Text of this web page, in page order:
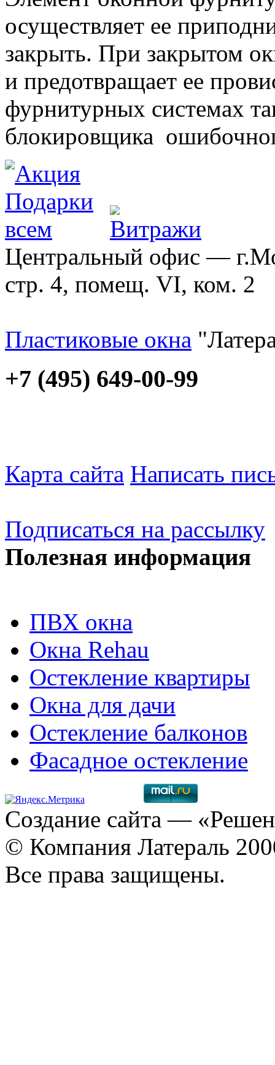
осуществляет ее
закрыть. При закрытом
и предотвращает ее
фурнитурных системах
блокировщика
Центральный офис —
стр. 4, помещ. VI, ком. 2
Пластиковые окна
+7 (495) 649-00-99
Карта сайта Написать
Подписаться на рассылку
Полезная информация
ПВХ окна
Окна Rehau
Остекление квартиры
Окна для дачи
Остекление балконов
Фасадное остекление
Создание сайта —
© Компания Латераль
Все права защищены.